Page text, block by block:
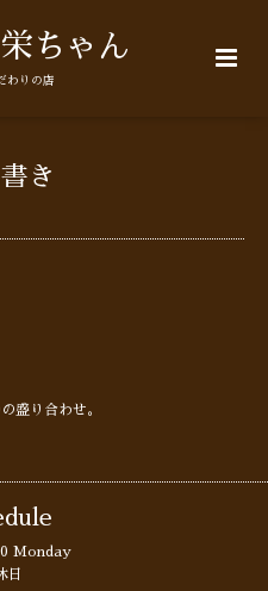
ちゃん
わりの店
き
盛り合わせ。
Monday
日